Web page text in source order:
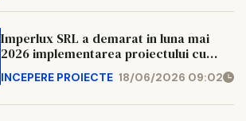
Imperlux SRL a demarat in luna mai
2026 implementarea proiectului cu
titlul “Dezvoltare activitate de confectii
metalice “, cod SMIS 348796,
INCEPERE PROIECTE 18/06/2026 09:02